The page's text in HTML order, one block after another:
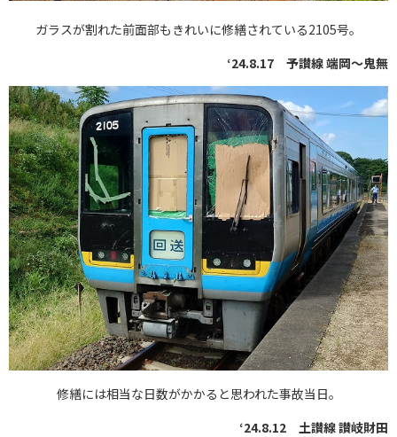
ガラスが割れた前面部もきれいに修繕されている2105号。
‘24.8.17 予讃線 端岡～鬼無
修繕には相当な日数がかかると思われた事故当日。
‘24.8.12 土讃線 讃岐財田